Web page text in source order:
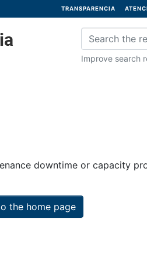
TRANSPARENCIA
Improve search
downtime or capacity
the home page